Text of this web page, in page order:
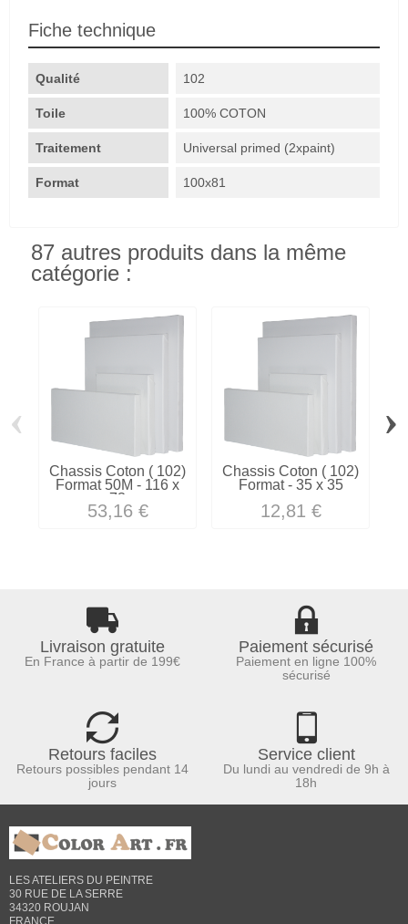
Fiche technique
Qualité 102
Toile 100% COTON
Traitement Universal primed (2xpaint)
Format 100x81
87 autres produits dans la même
catégorie :
Chassis Coton ( 102)
Format 50M - 116 x
73
53,16 €
Chassis Coton ( 102)
Format - 35 x 35
12,81 €
‹ ›
Livraison gratuite
En France à partir de 199€
Paiement sécurisé
Paiement en ligne 100%
sécurisé
Retours faciles
Retours possibles pendant 14
jours
Service client
Du lundi au vendredi de 9h à
18h
LES ATELIERS DU PEINTRE
30 RUE DE LA SERRE
34320 ROUJAN
FRANCE